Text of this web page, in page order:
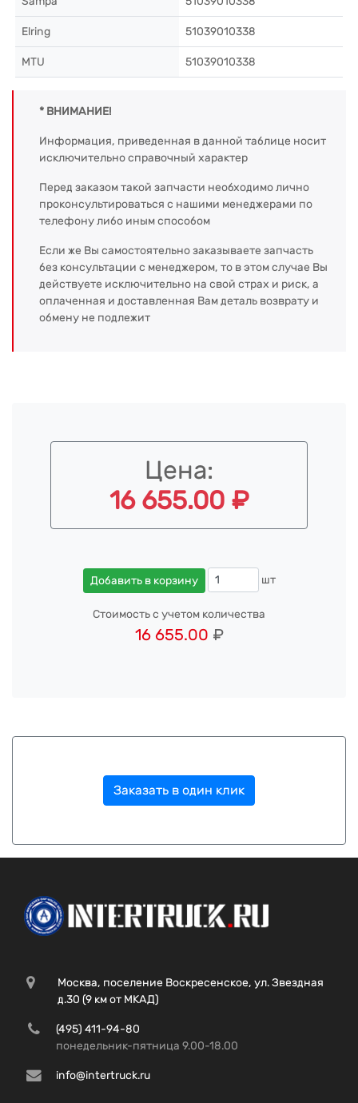
Elring 51039010338
MTU 51039010338
* ВНИМАНИЕ!
Информация, приведенная в данной таблице носит
исключительно справочный характер
Перед заказом такой запчасти необходимо лично
проконсультироваться с нашими менеджерами по
телефону либо иным способом
Если же Вы самостоятельно заказываете запчасть
без консультации с менеджером, то в этом случае Вы
действуете исключительно на свой страх и риск, а
оплаченная и доставленная Вам деталь возврату и
обмену не подлежит
Цена:
16 655.00 ₽
Добавить в корзину шт
Стоимость с учетом количества
16 655.00 ₽
Заказать в один клик
Москва, поселение Воскресенское, ул. Звездная
д.30 (9 км от МКАД)
(495) 411-94-80
понедельник-пятница 9.00-18.00
info@intertruck.ru